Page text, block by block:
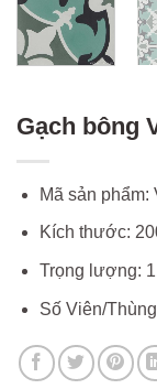
Gạch bông
Mã sản phẩm:
Kích thước:
Trọng lượng:
Số Viên/